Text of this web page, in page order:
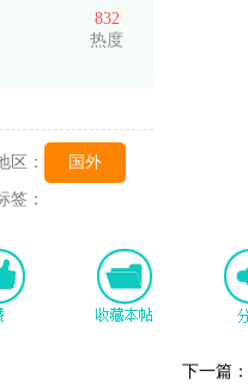
832
热度
区： 国外
签：
下一篇：